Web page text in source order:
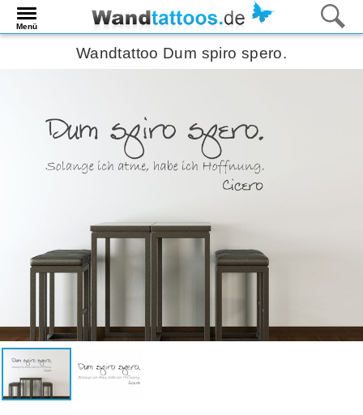
Menü
Wandtattoo Dum spiro spero.